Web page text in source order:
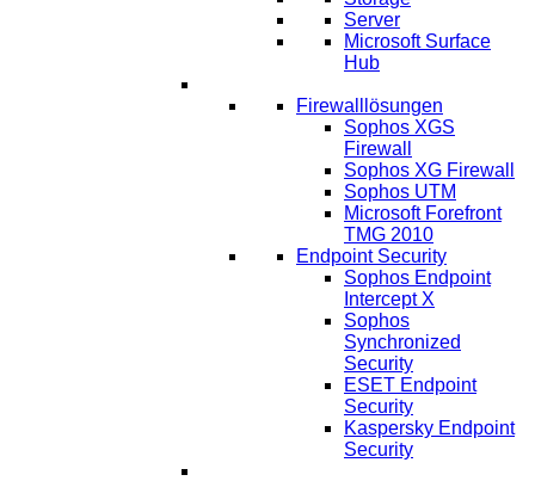
Server
Microsoft Surface
Hub
Firewalllösungen
Sophos XGS
Firewall
Sophos XG Firewall
Sophos UTM
Microsoft Forefront
TMG 2010
Endpoint Security
Sophos Endpoint
Intercept X
Sophos
Synchronized
Security
ESET Endpoint
Security
Kaspersky Endpoint
Security